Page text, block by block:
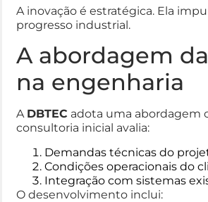
A inovação é estratégica. Ela
progresso industrial.
A abordagem
na engenharia
A DBTEC adota uma abordagem
consultoria inicial avalia:
Demandas técnicas do
Condições operacionais do
Integração com sistemas
O desenvolvimento inclui: